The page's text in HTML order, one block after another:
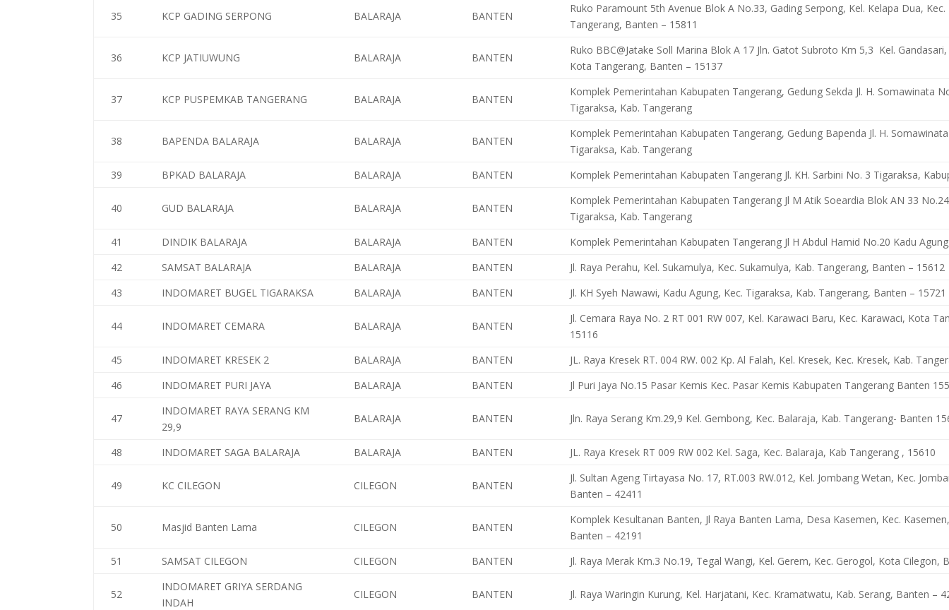
35 KCP GADING SERPONG BALARAJA BANTEN
Ruko Paramount 5th Avenue Blok A No.33, Gading Serpong, Kel. Kelapa Dua, Kec.
Tangerang, Banten – 15811
36 KCP JATIUWUNG BALARAJA BANTEN
Ruko BBC@Jatake Soll Marina Blok A 17 Jln. Gatot Subroto Km 5,3 Kel.
Kota Tangerang, Banten – 15137
37 KCP PUSPEMKAB TANGERANG BALARAJA BANTEN
Komplek Pemerintahan Kabupaten Tangerang, Gedung Sekda Jl. H. Somawinata
Tigaraksa, Kab. Tangerang
38 BAPENDA BALARAJA BALARAJA BANTEN
Komplek Pemerintahan Kabupaten Tangerang, Gedung Bapenda Jl. H.
Tigaraksa, Kab. Tangerang
39
BPKAD BALARAJA BALARAJA BANTEN Komplek Pemerintahan Kabupaten Tangerang Jl. KH. Sarbini No. 3 Tigaraksa,
40 GUD BALARAJA BALARAJA BANTEN
Komplek Pemerintahan Kabupaten Tangerang Jl M Atik Soeardia Blok AN 33
Tigaraksa, Kab. Tangerang
41
DINDIK BALARAJA BALARAJA BANTEN
Komplek Pemerintahan Kabupaten Tangerang Jl H Abdul Hamid No.20 Kadu
42
SAMSAT BALARAJA BALARAJA BANTEN
Jl. Raya Perahu, Kel. Sukamulya, Kec. Sukamulya, Kab. Tangerang, Banten – 15612
43
INDOMARET BUGEL TIGARAKSA BALARAJA BANTEN Jl. KH Syeh Nawawi, Kadu Agung, Kec. Tigaraksa, Kab. Tangerang, Banten – 15721
44 INDOMARET CEMARA BALARAJA BANTEN
Jl. Cemara Raya No. 2 RT 001 RW 007, Kel. Karawaci Baru, Kec. Karawaci, Kota
15116
45
INDOMARET KRESEK 2 BALARAJA BANTEN
JL. Raya Kresek RT. 004 RW. 002 Kp. Al Falah, Kel. Kresek, Kec. Kresek, Kab.
46
INDOMARET PURI JAYA BALARAJA BANTEN Jl Puri Jaya No.15 Pasar Kemis Kec. Pasar Kemis Kabupaten Tangerang Banten
47
INDOMARET RAYA SERANG KM
29,9
BALARAJA BANTEN Jln. Raya Serang Km.29,9 Kel. Gembong, Kec. Balaraja, Kab. Tangerang- Banten
48 INDOMARET SAGA BALARAJA BALARAJA BANTEN JL. Raya Kresek RT 009 RW 002 Kel. Saga, Kec. Balaraja, Kab Tangerang , 15610
49 KC CILEGON CILEGON BANTEN
Jl. Sultan Ageng Tirtayasa No. 17, RT.003 RW.012, Kel. Jombang Wetan, Kec.
Banten – 42411
50 Masjid Banten Lama CILEGON BANTEN
Komplek Kesultanan Banten, Jl Raya Banten Lama, Desa Kasemen, Kec.
Banten – 42191
51
SAMSAT CILEGON CILEGON BANTEN Jl. Raya Merak Km.3 No.19, Tegal Wangi, Kel. Gerem, Kec. Gerogol, Kota Cilegon,
52
INDOMARET GRIYA SERDANG
INDAH
CILEGON BANTEN Jl. Raya Waringin Kurung, Kel. Harjatani, Kec. Kramatwatu, Kab. Serang, Banten –